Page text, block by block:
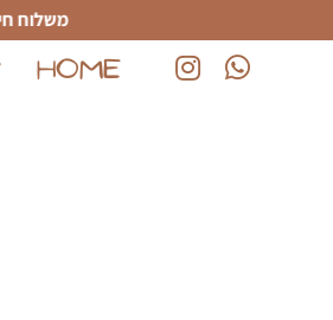
משלוח חינם
(נפתח בחלון חדש)
(נפתח בחלון חדש)
HOME